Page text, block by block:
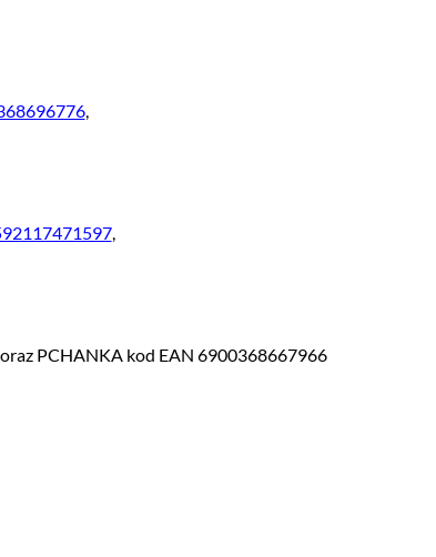
,
,
PCHANKA kod EAN 6900368667966